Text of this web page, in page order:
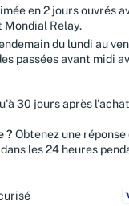
en 2 jours ouvrés
Relay.
du lundi au
passées avant midi
30 jours après l'achat
?Obtenez une réponse
les 24 heures